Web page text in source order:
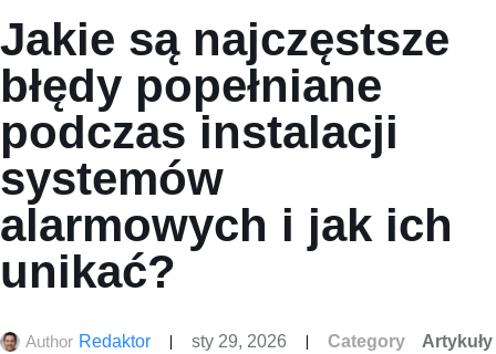
Jakie są najczęstsze
błędy popełniane
podczas instalacji
systemów
alarmowych i jak ich
unikać?
Author Redaktor sty 29, 2026 Category
Artykuły